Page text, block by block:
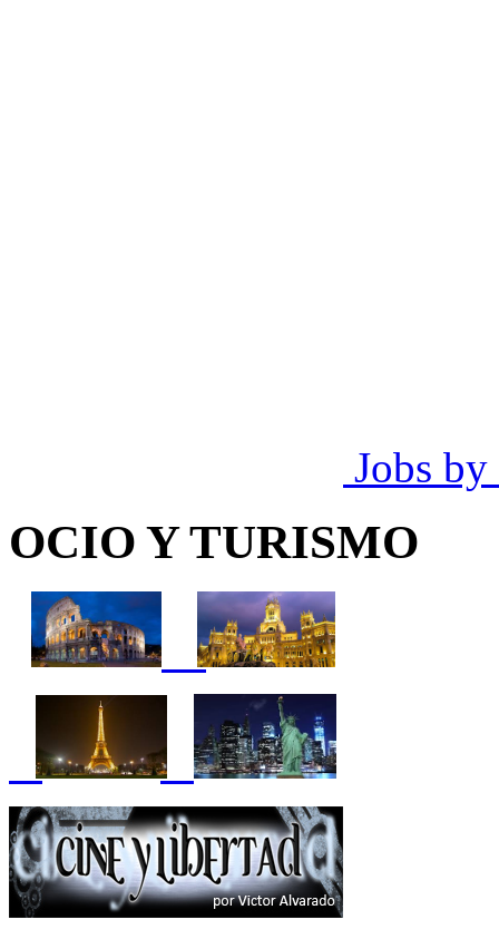
Jobs by
OCIO Y TURISMO